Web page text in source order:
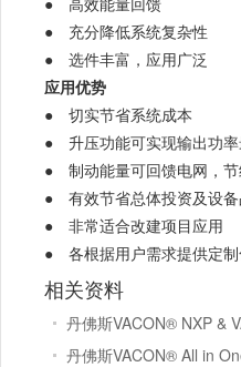
● 充分降低系统复杂性
● 选件丰富，应用广泛
应用优势
● 切实节省系统成本
● 升压功能可实现输出功
● 制动能量可回馈电网，节
● 有效节省总体投资及设
● 非常适合改建项目应用
● 各根据用户需求提供定
相关资料
丹佛斯VACON® All in